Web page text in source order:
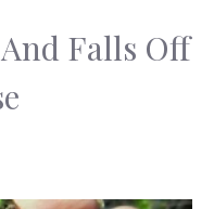
Falls Off